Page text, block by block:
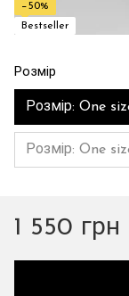
−50%
Bestseller
Розмір
Розмір: One
Розмір: One
1 550 грн